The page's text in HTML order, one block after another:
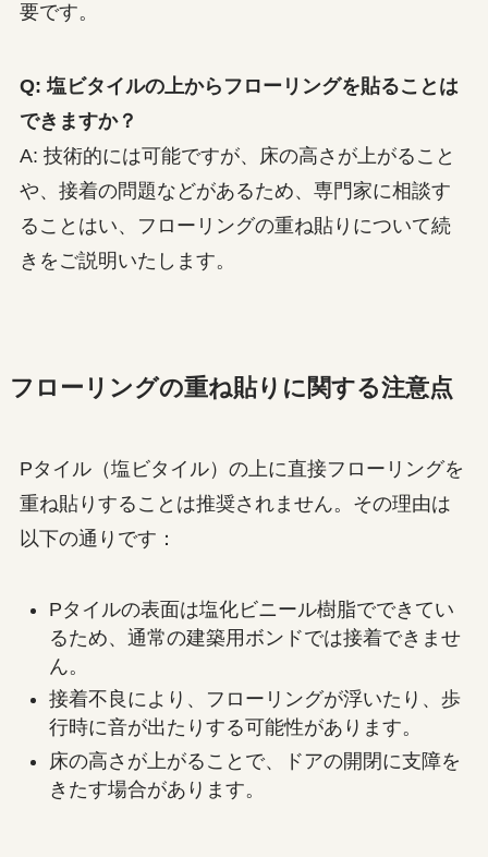
要です。
Q: 塩ビタイルの上からフローリングを貼ることは
できますか？
A: 技術的には可能ですが、床の高さが上がること
や、接着の問題などがあるため、専門家に相談す
ることはい、フローリングの重ね貼りについて続
きをご説明いたします。
フローリングの重ね貼りに関する注意点
Pタイル（塩ビタイル）の上に直接フローリングを
重ね貼りすることは推奨されません。その理由は
以下の通りです：
Pタイルの表面は塩化ビニール樹脂でできてい
るため、通常の建築用ボンドでは接着できませ
ん。
接着不良により、フローリングが浮いたり、歩
行時に音が出たりする可能性があります。
床の高さが上がることで、ドアの開閉に支障を
きたす場合があります。